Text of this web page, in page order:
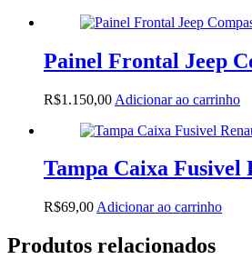
Painel Frontal Jeep
R$1.150,00 Adicionar ao carrinho
Tampa Caixa
R$69,00 Adicionar ao carrinho
Produtos relacionados